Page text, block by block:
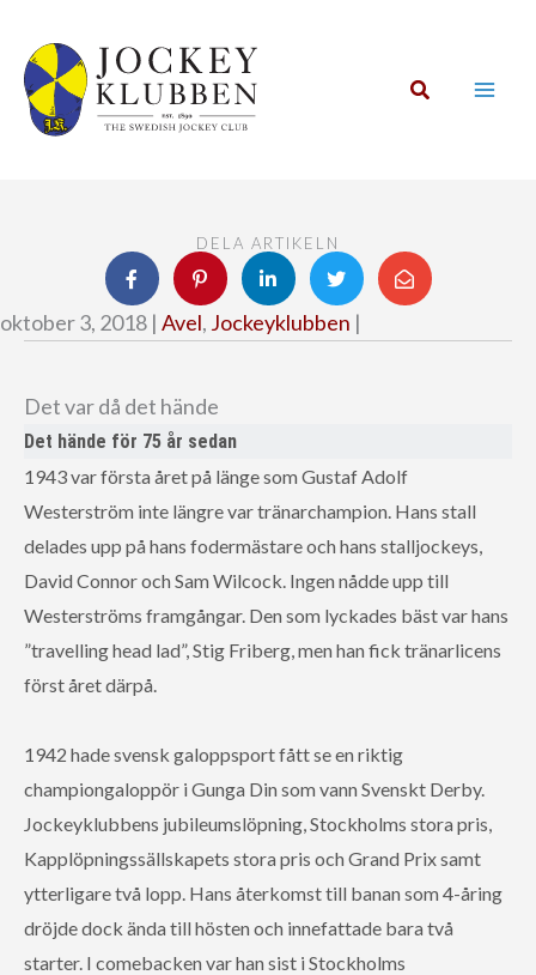
innehåll
Sök
DELA ARTIKELN
oktober 3, 2018 | Avel, Jockeyklubben |
Det var då det hände
Det hände för 75 år sedan
1943 var första året på länge som Gustaf Adolf
Westerström inte längre var tränarchampion. Hans stall
delades upp på hans fodermästare och hans stalljockeys,
David Connor och Sam Wilcock. Ingen nådde upp till
Westerströms framgångar. Den som lyckades bäst var hans
”travelling head lad”, Stig Friberg, men han fick tränarlicens
först året därpå.
1942 hade svensk galoppsport fått se en riktig
championgaloppör i Gunga Din som vann Svenskt Derby.
Jockeyklubbens jubileumslöpning, Stockholms stora pris,
Kapplöpningssällskapets stora pris och Grand Prix samt
ytterligare två lopp. Hans återkomst till banan som 4-åring
dröjde dock ända till hösten och innefattade bara två
starter. I comebacken var han sist i Stockholms